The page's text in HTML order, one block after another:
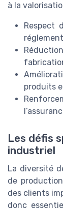
à la
Respect
produits
Les défis
industriel
La diversité
de
des clients
donc